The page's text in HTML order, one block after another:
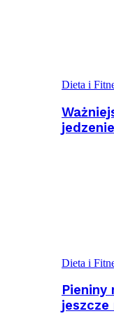
Dieta i
Dieta i
jeszcze